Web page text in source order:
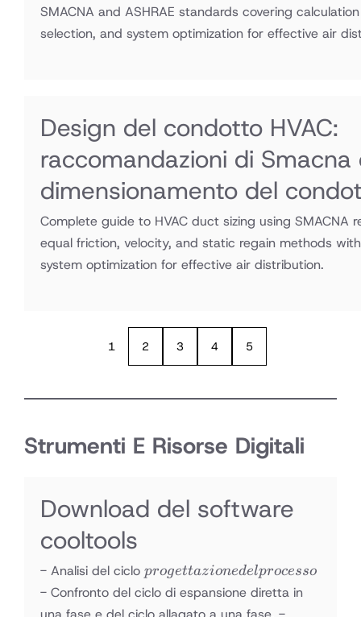
SMACNA and ASHRAE standards covering
selection, and system optimization for effective air
Design del condotto HVAC:
raccomandazioni di Smacna
dimensionamento del
Complete guide to HVAC duct sizing using SMACNA
equal friction, velocity, and static regain methods
system optimization for effective air distribution.
1 2 3 4 5
Strumenti E Risorse Digitali
Download del software
cooltools
- Analisi del ciclo progettazione
del processo
progettazionedelprocesso
- Confronto del ciclo di espansione diretta in